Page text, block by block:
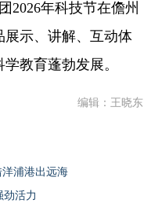
年科技节在儋州
示、讲解、互动体
教育蓬勃发展。
编辑：王晓东
浦港出远海
劲活力